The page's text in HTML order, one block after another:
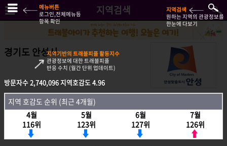
지역검색
경기도 안성시
방문자수2,740,096지역호감도4.96
지역호감도 순위 (최근 4개월)
4월
116위
5월
123위
6월
127위
7월
126위
방문자수2,740,096지역호감도4.96
지역 호감도 순위 (최근 4개월)
4월
116위
5월
123위
6월
127위
7월
126위
메뉴버튼
로그인,전체메뉴등
항목 확인
지역검색
원하는 지역의 관광정보를
한눈에 다보기
지역기반의 트래블피플 활동지수
관광정보에 대한 트래블피플
반응 수치 (월간 단위 업데이트)